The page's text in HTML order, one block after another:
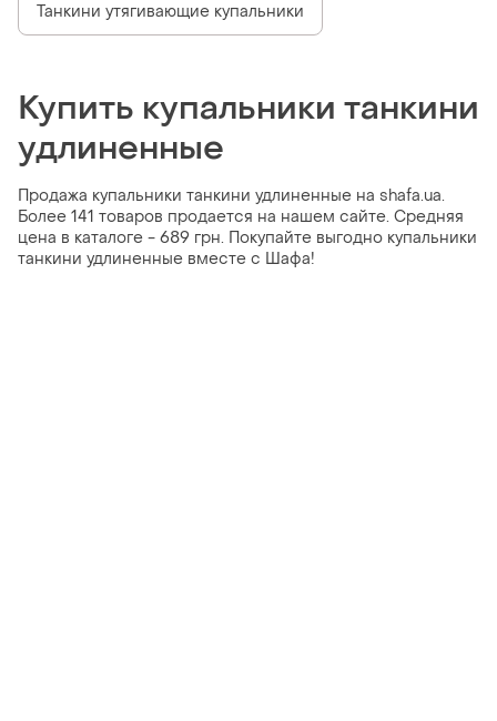
Танкини утягивающие купальники
Купить купальники танкини
удлиненные
Продажа купальники танкини удлиненные на shafa.ua.
Более 141 товаров продается на нашем сайте. Средняя
цена в каталоге - 689 грн. Покупайте выгодно купальники
танкини удлиненные вместе с Шафа!